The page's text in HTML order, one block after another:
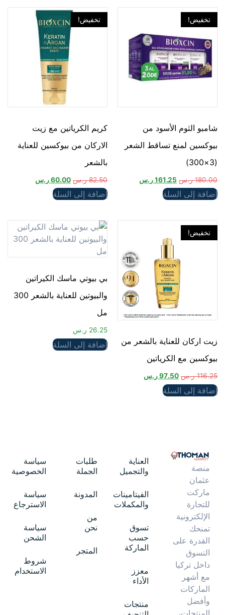
تخفيض!
شامبو الثوم الأسود من
بيوكسين لمنع تساقط الشعر
(3×300)
180.00 ر.س 161.25ر.س
إضافة إلى السلة
تخفيض!
كريم الكرياتين مع زيت
الاركان من بيوكسين للعناية
بالشعر
82.50 ر.س 60.00ر.س
إضافة إلى السلة
تخفيض!
زيت اركان للعناية بالشعر من
بيوكسين مع الكرياتين
116.25 ر.س 97.50ر.س
إضافة إلى السلة
بي بيوتي ماسك الكيراتين
والبيوتين للعناية بالشعر 300
مل
26.25 ر.س
إضافة إلى السلة
منصة
عثمان
ماركت
للتجارة
الإلكترونية
تمنحك
القدرة على
التسوق
داخل تركيا
مع أشهر
الماركات
وأفضل
العناية
والتجميل
الفيتامينات
والمكملات
تسوق
حسب
الماركة
معزز
الأداء
منتجات
طلبات
الجملة
المدونة
من
نحن
المتجر
سياسة
الخصوصية
سياسة
الاسترجاع
سياسة
الشحن
شروط
الاستخدام